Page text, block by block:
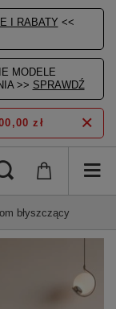
I RABATY <<
MODELE
>> SPRAWDŹ
zł
błyszczący